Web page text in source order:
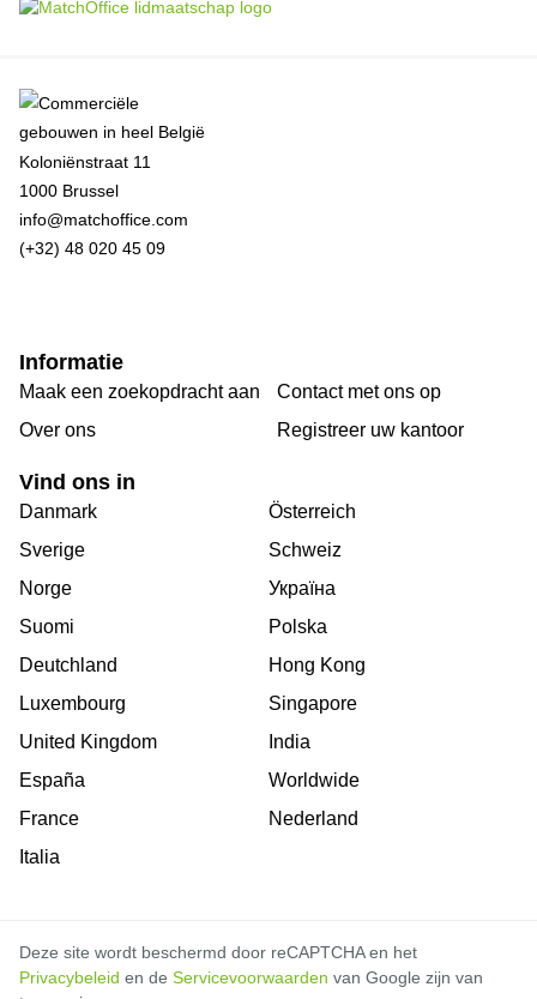
Koloniënstraat 11
1000 Brussel
info@matchoffice.com
(+32) 48 020 45 09
Informatie
Maak een zoekopdracht aan
Over ons
Contact met ons op
Registreer uw kantoor
Vind ons in
Danmark
Sverige
Norge
Suomi
Deutchland
Luxembourg
United Kingdom
España
France
Italia
Österreich
Schweiz
Україна
Polska
Hong Kong
Singapore
India
Worldwide
Nederland
Deze site wordt beschermd door reCAPTCHA en het
Privacybeleid en de Servicevoorwaarden van Google zijn van